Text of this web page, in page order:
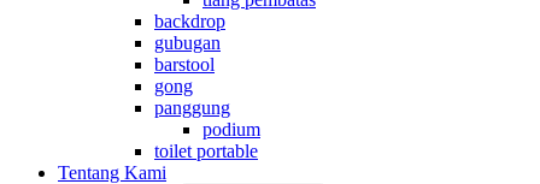
backdrop
gubugan
barstool
gong
panggung
podium
toilet portable
Tentang Kami